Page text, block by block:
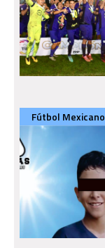
Fútbol Mexicano